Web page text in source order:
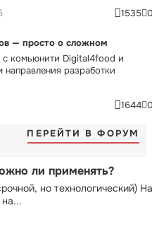
1535
— просто о сложном
с комьюнити Digital4food и
разработки
1644
ПЕРЕЙТИ В ФОРУМ
ли применять?
но технологический) На